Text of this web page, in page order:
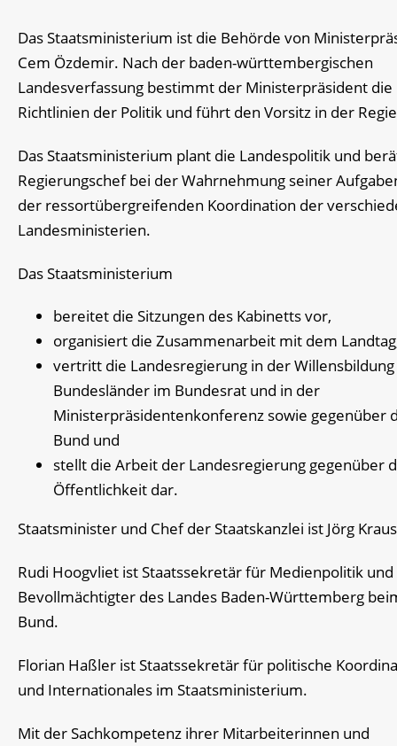
Das Staatsministerium ist die Behörde von
Cem Özdemir. Nach der baden-württembergischen
Landesverfassung bestimmt der Ministerpräsident die
Richtlinien der Politik und führt den Vorsitz in der
Das Staatsministerium plant die Landespolitik und
Regierungschef bei der Wahrnehmung seiner
der ressortübergreifenden Koordination der
Landesministerien.
Das Staatsministerium
bereitet die Sitzungen des Kabinetts vor,
organisiert die Zusammenarbeit mit dem
vertritt die Landesregierung in der
Bundesländer im Bundesrat und in der
Ministerpräsidentenkonferenz sowie gegenüber
Bund und
stellt die Arbeit der Landesregierung gegenüber
Öffentlichkeit dar.
Staatsminister und Chef der Staatskanzlei ist Jörg
Rudi Hoogvliet ist Staatssekretär für Medienpolitik und
Bevollmächtigter des Landes Baden-Württemberg
Bund.
Florian Haßler ist Staatssekretär für politische
und Internationales im Staatsministerium.
Mit der Sachkompetenz ihrer Mitarbeiterinnen und